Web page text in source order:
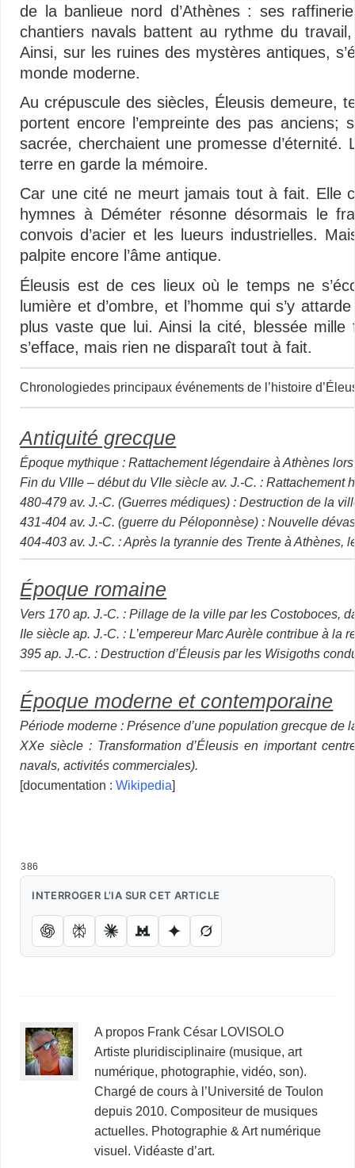
de la banlieue nord d’Athènes : ses
chantiers navals battent au rythme du
Ainsi, sur les ruines des mystères antiques,
monde moderne.
Au crépuscule des siècles, Éleusis demeure,
portent encore l’empreinte des pas
sacrée, cherchaient une promesse
terre en garde la mémoire.
Car une cité ne meurt jamais tout à fait. Elle
hymnes à Déméter résonne désormais le
convois d’acier et les lueurs industrielles.
palpite encore l’âme antique.
Éleusis est de ces lieux où le temps ne
lumière et d’ombre, et l’homme qui s’y
plus vaste que lui. Ainsi la cité, blessée
s’efface, mais rien ne disparaît tout à fait.
Chronologiedes principaux événements de l’histoire
Antiquité grecque
Époque mythique : Rattachement légendaire à Athènes
Fin du VIIIe – début du VIIe siècle av. J.-C. : Rattachement
480-479 av. J.-C. (Guerres médiques) : Destruction de la
431-404 av. J.-C. (guerre du Péloponnèse) : Nouvelle
404-403 av. J.-C. : Après la tyrannie des Trente à Athènes,
Époque romaine
Vers 170 ap. J.-C. : Pillage de la ville par les Costoboces,
IIe siècle ap. J.-C. : L’empereur Marc Aurèle contribue à la
395 ap. J.-C. : Destruction d’Éleusis par les Wisigoths
Époque moderne et contemporaine
Période moderne : Présence d’une population grecque de
XXe siècle : Transformation d’Éleusis en important
navals, activités commerciales).
[documentation :Wikipedia]
386
INTERROGER L’IA SUR CET ARTICLE
A propos Frank César LOVISOLO
Artiste pluridisciplinaire (musique, art
numérique, photographie, vidéo, son).
Chargé de cours à l’Université de Toulon
depuis 2010. Compositeur de musiques
actuelles. Photographie & Art numérique
visuel. Vidéaste d’art.